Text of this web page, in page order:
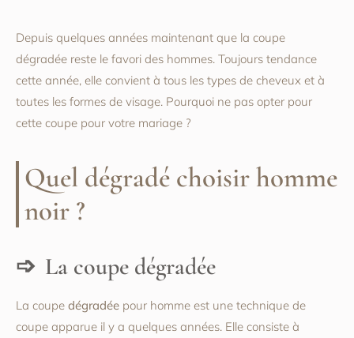
Depuis quelques années maintenant que la coupe
dégradée reste le favori des hommes. Toujours tendance
cette année, elle convient à tous les types de cheveux et à
toutes les formes de visage. Pourquoi ne pas opter pour
cette coupe pour votre mariage ?
Quel dégradé choisir homme
noir ?
La coupe dégradée
La coupe dégradée pour homme est une technique de
coupe apparue il y a quelques années. Elle consiste à